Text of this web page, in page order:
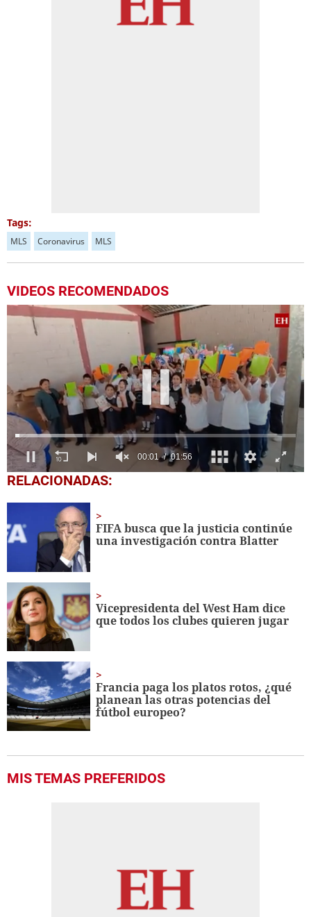
Tags:
MLS Coronavirus MLS
VIDEOS RECOMENDADOS
0
seconds
minute,
56
seconds
RELACIONADAS:
FIFA busca que la justicia continúe
una investigación contra Blatter
Vicepresidenta del West Ham dice
que todos los clubes quieren jugar
Francia paga los platos rotos, ¿qué
planean las otras potencias del
fútbol europeo?
MIS TEMAS PREFERIDOS